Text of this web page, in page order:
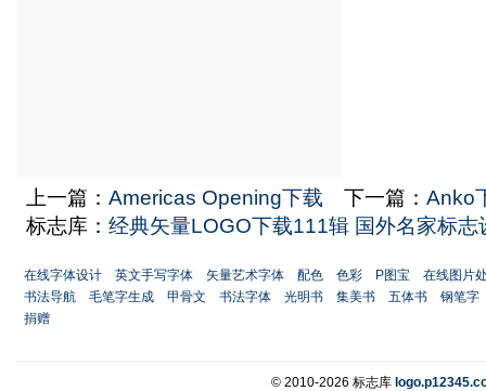
上一篇： Americas Opening下载 下一篇： Anko
标志库： 经典矢量LOGO下载111辑 国外名家标志
在线字体设计 英文手写字体 矢量艺术字体 配色 色彩 P图宝
在线图片
书法导航
毛笔字生成 甲骨文 书法字体 光明书 集美书 五体书
钢笔字
捐赠
© 2010-2026 标志库